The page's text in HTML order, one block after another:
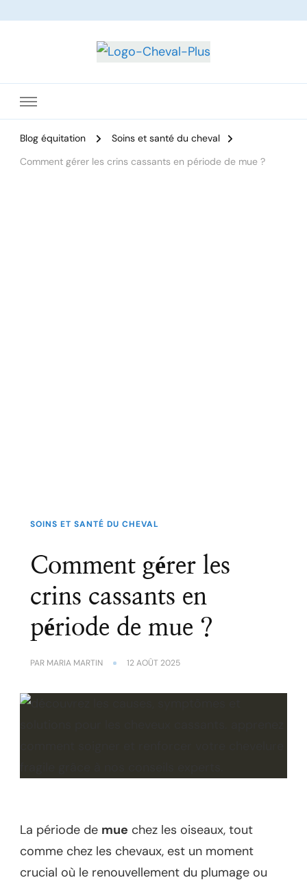
Blog équitation
Soins et santé du cheval
Comment gérer les crins cassants en période de mue ?
SOINS ET SANTÉ DU CHEVAL
Comment gérer les
crins cassants en
période de mue ?
PAR MARIA MARTIN 12 AOÛT 2025
La période de mue chez les oiseaux, tout
comme chez les chevaux, est un moment
crucial où le renouvellement du plumage ou